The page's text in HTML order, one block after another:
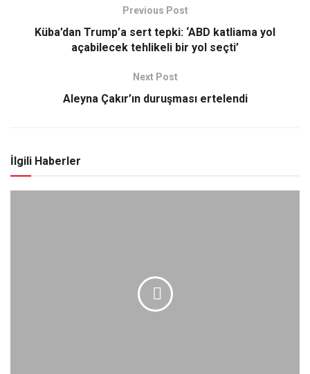
Previous Post
Küba’dan Trump’a sert tepki: ‘ABD katliama yol
açabilecek tehlikeli bir yol seçti’
Next Post
Aleyna Çakır’ın duruşması ertelendi
İlgili Haberler